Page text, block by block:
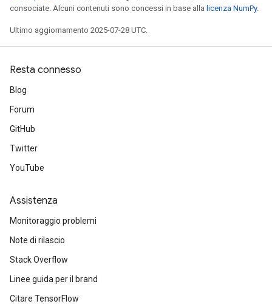
consociate. Alcuni contenuti sono concessi in base alla licenza NumPy.
Ultimo aggiornamento 2025-07-28 UTC.
Resta connesso
Blog
Forum
GitHub
Twitter
YouTube
Assistenza
Monitoraggio problemi
Note di rilascio
Stack Overflow
Linee guida per il brand
Citare TensorFlow